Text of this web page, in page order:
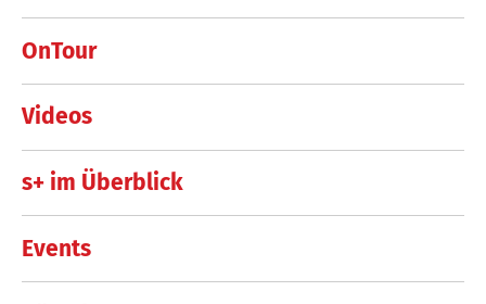
OnTour
Videos
s+ im Überblick
Events